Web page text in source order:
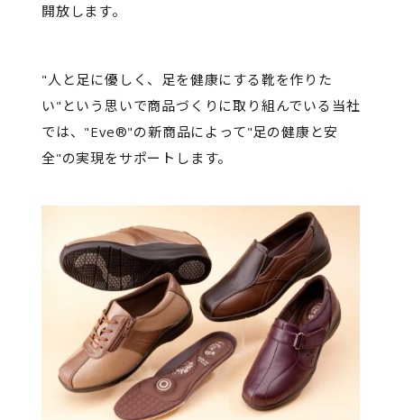
開放します。
"人と足に優しく、足を健康にする靴を作りた
い"という思いで商品づくりに取り組んでいる当社
では、"Eve®"の新商品によって"足の健康と安
全"の実現をサポートします。